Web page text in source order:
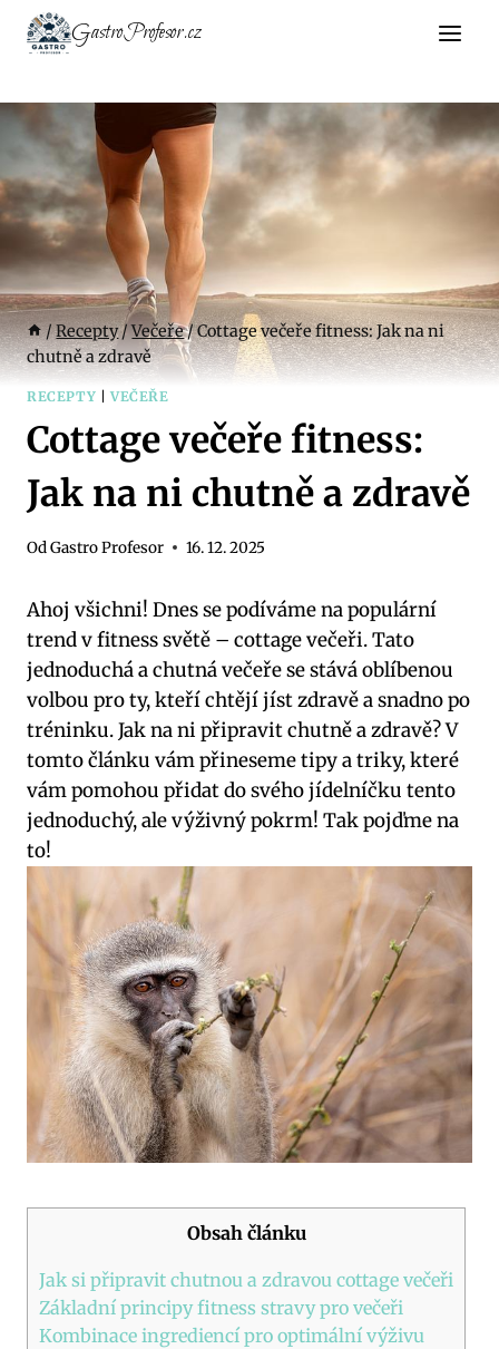
Přeskočit
GastroProfesor.cz
/Recepty/Večeře/Cottage večeře fitness: Jak na ni
chutně a zdravě
RECEPTY |VEČEŘE
Cottage večeře fitness:
Jak na ni chutně a zdravě
OdGastro Profesor 16. 12. 2025
Ahoj všichni! Dnes se podíváme na populární
trend v fitness světě – cottage večeři. Tato
jednoduchá a chutná večeře se stává oblíbenou
volbou pro ty, kteří chtějí jíst zdravě a snadno po
tréninku. Jak na ni připravit chutně a zdravě? V
tomto článku vám přineseme tipy a triky, které
vám pomohou přidat do svého jídelníčku tento
jednoduchý, ale výživný pokrm! Tak pojďme na
to!
Obsah článku
Jak si připravit chutnou a zdravou cottage večeři
Základní principy fitness stravy pro večeři
Kombinace ingrediencí pro optimální výživu